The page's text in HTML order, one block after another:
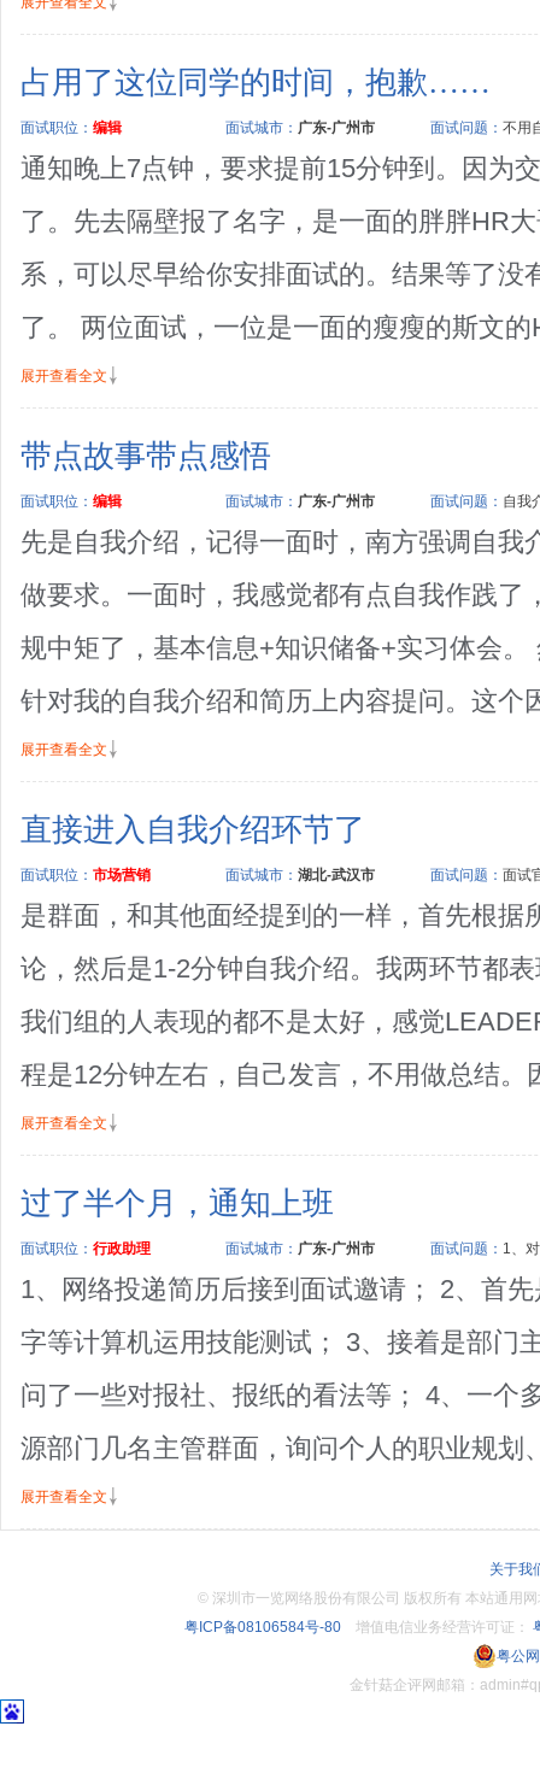
占用了这位同学的时间，抱歉……
面试职位： 编辑 面试城市： 广东-广州市 面试问题： 不用
通知晚上7点钟，要求提前15分钟到。因为
了。先去隔壁报了名字，是一面的胖胖HR
系，可以尽早给你安排面试的。结果等了没
了。 两位面试，一位是一面的瘦瘦的斯文
展开查看全文
带点故事带点感悟
面试职位： 编辑 面试城市： 广东-广州市 面试问题： 自我
先是自我介绍，记得一面时，南方强调自我
做要求。一面时，我感觉都有点自我作践了
规中矩了，基本信息+知识储备+实习体会
针对我的自我介绍和简历上内容提问。这个
展开查看全文
直接进入自我介绍环节了
面试职位： 市场营销 面试城市： 湖北-武汉市 面试问题： 面试
是群面，和其他面经提到的一样，首先根据
论，然后是1-2分钟自我介绍。我两环节都
我们组的人表现的都不是太好，感觉
程是12分钟左右，自己发言，不用做总结。
展开查看全文
过了半个月，通知上班
面试职位： 行政助理 面试城市： 广东-广州市 面试问题： 1、
1、网络投递简历后接到面试邀请； 2、首
字等计算机运用技能测试； 3、接着是部门
问了一些对报社、报纸的看法等； 4、一个
源部门几名主管群面，询问个人的职业规划
展开查看全文
关于我
© 深圳市一览网络股份有限公司 版权所有 本站通
粤ICP备08106584号-80增值电信业务经营许可证：
粤公
金针菇企评网邮箱：